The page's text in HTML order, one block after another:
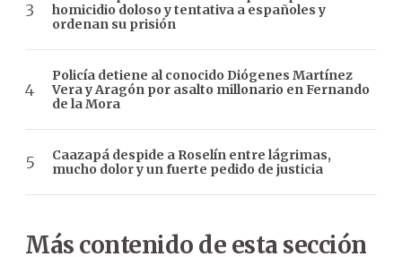
homicidio doloso y tentativa a españoles y
ordenan su prisión
Policía detiene al conocido Diógenes Martínez
Vera y Aragón por asalto millonario en Fernando
de la Mora
Caazapá despide a Roselín entre lágrimas,
mucho dolor y un fuerte pedido de justicia
Más contenido de esta sección